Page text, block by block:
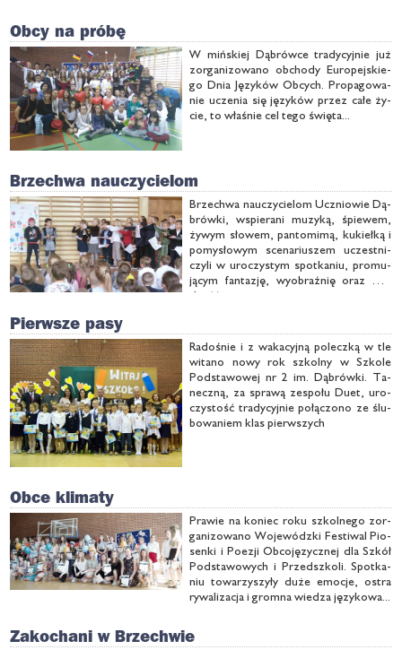
Obcy na próbę
W miń­skiej Dą­brów­ce tra­dy­cyj­nie już
zor­ga­ni­zo­wa­no ob­cho­dy Eu­ro­pej­skie­
go Dnia Ję­zy­ków Ob­cych. Pro­pa­go­wa­
nie ucze­nia się ję­zy­ków przez ca­łe ży­
cie, to wła­śnie cel te­go świę­ta...
Brzechwa nauczycielom
Brze­chwa na­uczy­cie­lom Ucznio­wie Dą­
brów­ki, wspie­ra­ni mu­zy­ką, śpie­wem,
ży­wym sło­wem, pan­to­mi­mą, ku­kieł­ką i
po­my­sło­wym sce­na­riu­szem uczest­ni­
czy­li w uro­czy­stym spo­tka­niu, pro­mu­
ją­cym fan­ta­zję, wy­obraź­nię oraz mą­
drość.
Pierwsze pasy
Ra­do­śnie i z wa­ka­cyj­ną po­lecz­ką w tle
wi­ta­no no­wy rok szkol­ny w Szko­le
Pod­sta­wo­wej nr 2 im. Dą­brów­ki. Ta­
necz­ną, za spra­wą ze­spo­łu Du­et, uro­
czy­stość tra­dy­cyj­nie po­łą­czo­no ze ślu­
bo­wa­niem klas pierw­szych
Obce klimaty
Pra­wie na ko­niec ro­ku szkol­ne­go zor­
ga­ni­zo­wa­no Wo­je­wódz­ki Fe­sti­wal Pio­
sen­ki i Po­ezji Ob­co­ję­zycz­nej dla Szkół
Pod­sta­wo­wych i Przed­szko­li. Spo­tka­
niu to­wa­rzy­szy­ły du­że emo­cje, ostra
ry­wa­li­za­cja i grom­na wie­dza ję­zy­ko­wa...
Zakochani w Brzechwie